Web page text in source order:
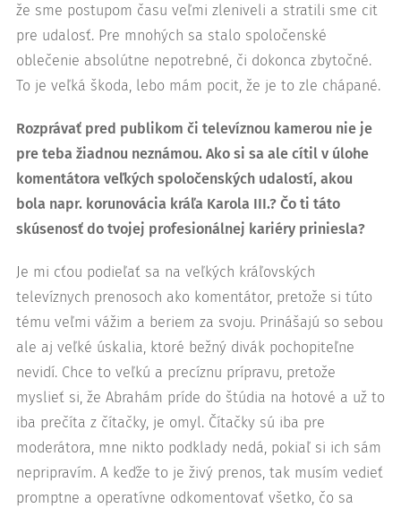
že sme postupom času veľmi zleniveli a stratili sme cit
pre udalosť. Pre mnohých sa stalo spoločenské
oblečenie absolútne nepotrebné, či dokonca zbytočné.
To je veľká škoda, lebo mám pocit, že je to zle chápané.
Rozprávať pred publikom či televíznou kamerou nie je
pre teba žiadnou neznámou. Ako si sa ale cítil v úlohe
komentátora veľkých spoločenských udalostí, akou
bola napr. korunovácia kráľa Karola III.? Čo ti táto
skúsenosť do tvojej profesionálnej kariéry priniesla?
Je mi cťou podieľať sa na veľkých kráľovských
televíznych prenosoch ako komentátor, pretože si túto
tému veľmi vážim a beriem za svoju. Prinášajú so sebou
ale aj veľké úskalia, ktoré bežný divák pochopiteľne
nevidí. Chce to veľkú a precíznu prípravu, pretože
myslieť si, že Abrahám príde do štúdia na hotové a už to
iba prečíta z čítačky, je omyl. Čítačky sú iba pre
moderátora, mne nikto podklady nedá, pokiaľ si ich sám
nepripravím. A keďže to je živý prenos, tak musím vedieť
promptne a operatívne odkomentovať všetko, čo sa